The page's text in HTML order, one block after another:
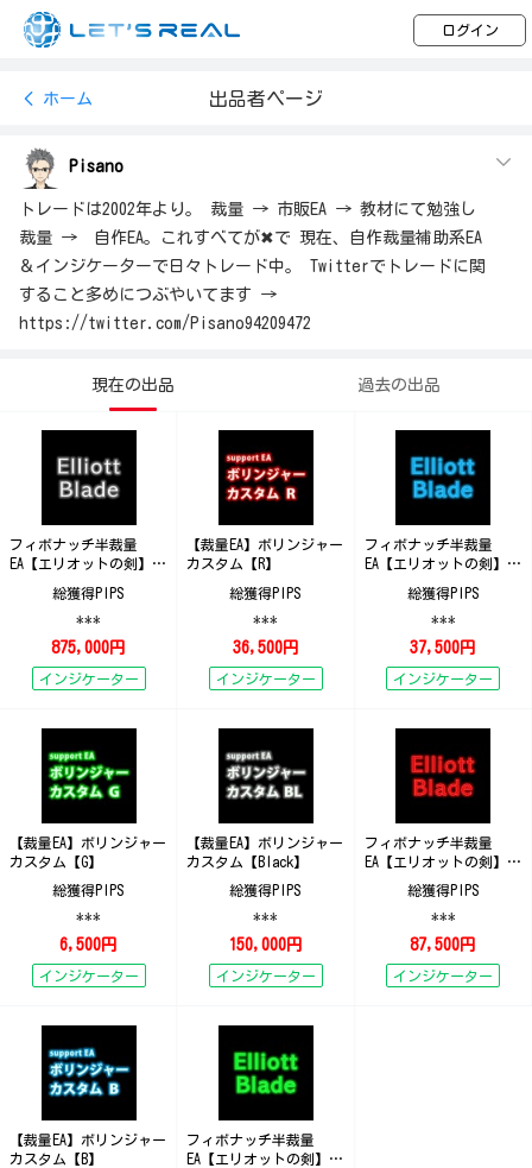
ログイン
ホーム 出品者ページ
Pisano
トレードは2002年より。 裁量 → 市販EA → 教材にて勉強し
裁量 → 自作EA。これすべてが✖︎で 現在、自作裁量補助系EA
＆インジケーターで日々トレード中。 Twitterでトレードに関
すること多めにつぶやいてます →
https://twitter.com/Pisano94209472
現在の出品 過去の出品
フィボナッチ半裁量
EA【エリオットの剣】
総獲得PIPS
***
875,000円
インジケーター
【裁量EA】ボリンジャー
カスタム【R】
総獲得PIPS
***
36,500円
インジケーター
フィボナッチ半裁量
EA【エリオットの剣】
総獲得PIPS
***
37,500円
インジケーター
【裁量EA】ボリンジャー
カスタム【G】
総獲得PIPS
***
6,500円
インジケーター
【裁量EA】ボリンジャー
カスタム【Black】
総獲得PIPS
***
150,000円
インジケーター
フィボナッチ半裁量
EA【エリオットの剣】
総獲得PIPS
***
87,500円
インジケーター
【裁量EA】ボリンジャー
カスタム【B】
フィボナッチ半裁量
EA【エリオットの剣】